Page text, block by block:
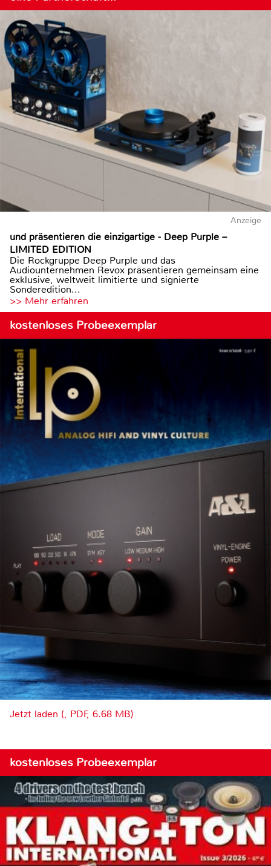
Anzeige
und präsentieren die einzigartige - Deep Purple –
LIMITED EDITION
Die Rockgruppe Deep Purple und das
Audiounternehmen Revox präsentieren gemeinsam eine
exklusive, weltweit limitierte und signierte
Sonderedition...
>> Mehr erfahren
kostenloses Probeexemplar
Jetzt laden (, PDF, 6.68 MB)
kostenloses Probeexemplar